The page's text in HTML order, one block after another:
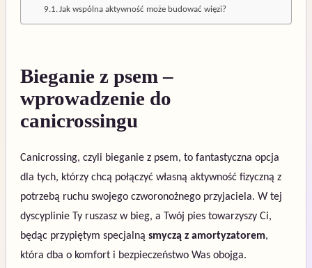
Jak wspólna aktywność może budować więzi?
Bieganie z psem –
wprowadzenie do
canicrossingu
Canicrossing, czyli bieganie z psem, to fantastyczna opcja
dla tych, którzy chcą połączyć własną aktywność fizyczną z
potrzebą ruchu swojego czworonożnego przyjaciela. W tej
dyscyplinie Ty ruszasz w bieg, a Twój pies towarzyszy Ci,
będąc przypiętym specjalną smyczą z amortyzatorem,
która dba o komfort i bezpieczeństwo Was obojga.